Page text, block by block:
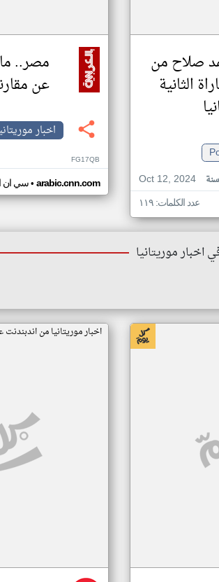
صلاح من
الثانية
Oct 12, 2024
عدد الكلمات: ١١٩
مصر..
عن
اخبار
FG17QB
سي ان• arabic.cnn.com
اخبار موريتانيا
اخبار موريتانيا من اندبندنت